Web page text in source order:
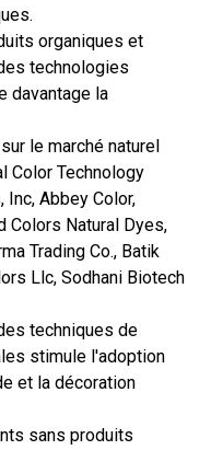
organiques et
technologies
davantage la
le marché naturel
Color Technology
Inc, Abbey Color,
Colors Natural Dyes,
Trading Co., Batik
Llc, Sodhani Biotech
techniques de
stimule l'adoption
et la décoration
sans produits